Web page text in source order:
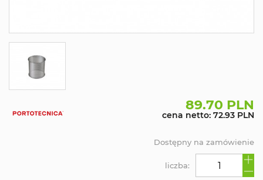
89.70 PLN
cena netto: 72.93 PLN
liczba:
Dostępny na zamówienie